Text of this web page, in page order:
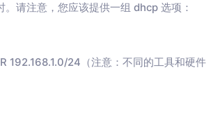
请注意，您应该提供一组 dhcp 选项：
192.168.1.0/24（注意：不同的工具和硬件